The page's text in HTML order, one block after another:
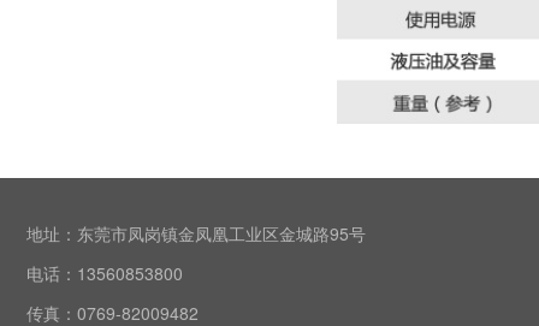
地址：东莞市凤岗镇金凤凰工业区金城路95号
电话：13560853800
传真：0769-82009482